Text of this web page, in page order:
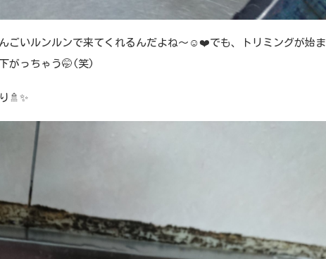
ごいルンルンで来てくれるんだよね～☺️❤️でも、トリミングが始ま
がっちゃう🤭(笑)
🚿✨